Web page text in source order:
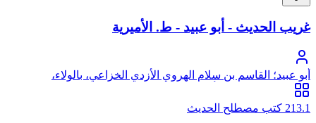
غريب الحديث - أبو عبيد - ط. الأميرية
أبو عبيد؛ القاسم بن سلام الهروي الأزدي الخزاعي، بالولاء،
الخراساني البغدادي، أبو عبيد
213.1 كتب مصطلح الحديث